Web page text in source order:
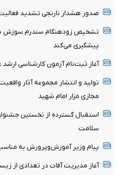
صدور هشدار نارنجی تشدید
تشخیص زودهنگام سندرم سوزش
پیشگیری می‌کند
آغاز ثبت‌نام‌ آزمون کارشناسی ارشد
تولید و انتشار مجموعه آثار
مجازی مزار امام شهید
استقبال گسترده از نخستین
سلامت
پیام وزیر آموزش‌وپرورش به
آغاز مدیریت آفات در تعدادی از